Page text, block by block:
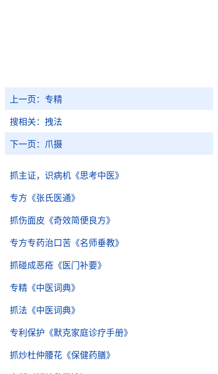
上一页： 专精
搜相关： 拽法
下一页： 爪摄
抓主证，识病机 《思考中医》
专方 《张氏医通》
抓伤面皮 《奇效简便良方》
专方专药治口苦 《名师垂教》
抓碰成恶疮 《医门补要》
专精 《中医词典》
抓法 《中医词典》
专利保护 《默克家庭诊疗手册》
抓炒杜仲腰花 《保健药膳》